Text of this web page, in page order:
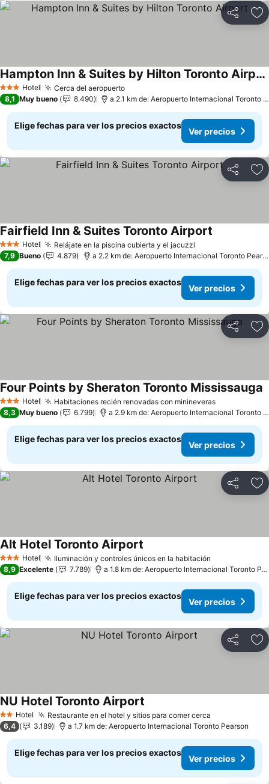
Compartir
3 Estrellas
Hotel Cerca del aeropuerto
Hampton Inn & Suites by Hilton Toronto Airport
8,1 Muy bueno 8.490 a 2.1 km de: Aeropuerto Internacional Toronto Pearson
Elige fechas para ver los precios exactos
Ver precios
Compartir
3 Estrellas
Hotel Relájate en la piscina cubierta y el jacuzzi
Fairfield Inn & Suites Toronto Airport
7,9 Bueno 4.879 a 2.2 km de: Aeropuerto Internacional Toronto Pearson
Elige fechas para ver los precios exactos
Ver precios
Compartir
3 Estrellas
Hotel Habitaciones recién renovadas con minineveras
Four Points by Sheraton Toronto Mississauga
8,3 Muy bueno 6.799 a 2.9 km de: Aeropuerto Internacional Toronto Pearson
Elige fechas para ver los precios exactos
Ver precios
Compartir
3 Estrellas
Hotel Iluminación y controles únicos en la habitación
Alt Hotel Toronto Airport
8,9 Excelente 7.789 a 1.8 km de: Aeropuerto Internacional Toronto Pearson
Elige fechas para ver los precios exactos
Ver precios
Compartir
2 Estrellas
Hotel Restaurante en el hotel y sitios para comer cerca
NU Hotel Toronto Airport
6,4 3.189 a 1.7 km de: Aeropuerto Internacional Toronto Pearson
Elige fechas para ver los precios exactos
Ver precios